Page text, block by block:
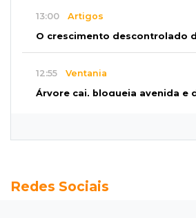
13:00 Artigos
O crescimento descontrolado
12:55 Ventania
Árvore cai, bloqueia avenida e
terreno e causa incêndio no
Redes Sociais